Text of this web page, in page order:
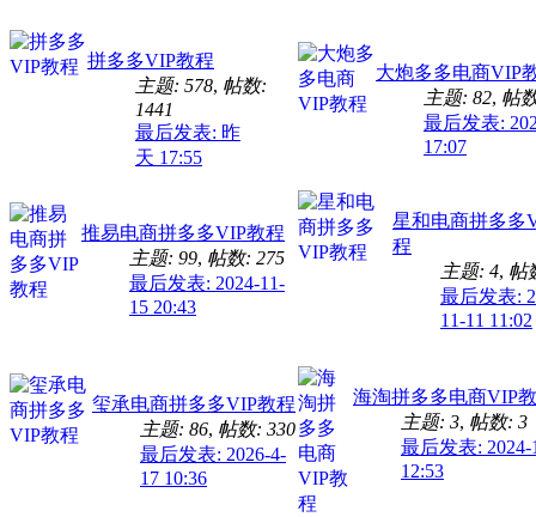
拼多多VIP教程
主题: 578, 帖数:
1441
最后发表: 昨
天 17:55
大炮多多电商VIP
主题: 82, 帖
最后发表:
17:07
推易电商拼多多VIP教程
主题: 99, 帖数: 275
最后发表: 2024-11-
15 20:43
星和电商拼多多
程
主题: 4, 帖
最后发表:
11-11 11:02
玺承电商拼多多VIP教程
主题: 86, 帖数: 330
最后发表: 2026-4-
17 10:36
海淘拼多多电商VIP
主题: 3, 帖数: 3
最后发表: 2024-
12:53